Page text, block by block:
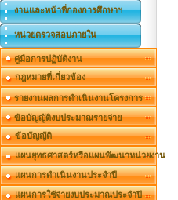
งานและหน้าที่กองการศึกษาฯ
หน่วยตรวจสอบภายใน
คู่มือการปฏิบัติงาน
กฎหมายที่เกี่ยวข้อง
รายงานผลการดำเนินงานโครงการ
ข้อบัญญัติงบประมาณรายจ่าย
ข้อบัญญัติ
แผนยุทธศาสตร์หรือแผนพัฒนาหน่วยงาน
แผนการดำเนินงานประจำปี
แผนการใช้จ่ายงบประมาณประจำปี